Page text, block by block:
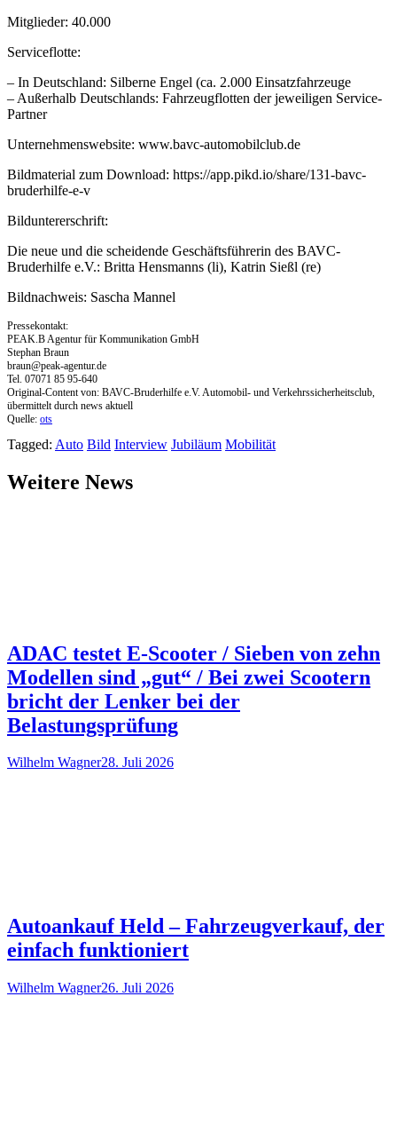
Mitglieder: 40.000
Serviceflotte:
– In Deutschland: Silberne Engel (ca. 2.000 Einsatzfahrzeuge
– Außerhalb Deutschlands: Fahrzeugflotten der jeweiligen Service-
Partner
Unternehmenswebsite: www.bavc-automobilclub.de
Bildmaterial zum Download: https://app.pikd.io/share/131-bavc-
bruderhilfe-e-v
Bilduntererschrift:
Die neue und die scheidende Geschäftsführerin des BAVC-
Bruderhilfe e.V.: Britta Hensmanns (li), Katrin Sießl (re)
Bildnachweis: Sascha Mannel
Pressekontakt:
PEAK.B Agentur für Kommunikation GmbH
Stephan Braun
braun@peak-agentur.de
Tel. 07071 85 95-640
Original-Content von: BAVC-Bruderhilfe e.V. Automobil- und Verkehrssicherheitsclub,
übermittelt durch news aktuell
Quelle: ots
Tagged: Auto Bild Interview Jubiläum Mobilität
Weitere News
ADAC testet E-Scooter / Sieben von zehn
Modellen sind „gut“ / Bei zwei Scootern
bricht der Lenker bei der
Belastungsprüfung
Wilhelm Wagner28. Juli 2026
Autoankauf Held – Fahrzeugverkauf, der
einfach funktioniert
Wilhelm Wagner26. Juli 2026